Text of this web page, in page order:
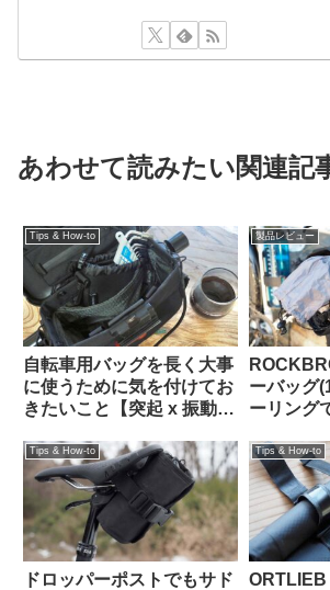
あわせて読みたい関連記
Tips & How-to
自転車用バッグを長く大事
に使うために気を付けてお
きたいこと【突起 x 振動
製品レビュー
ーバッグ
ーリング
あり使っ
い
Tips & How-to
ドロッパーポストでもサド
Tips & How-to
ORTLIEB